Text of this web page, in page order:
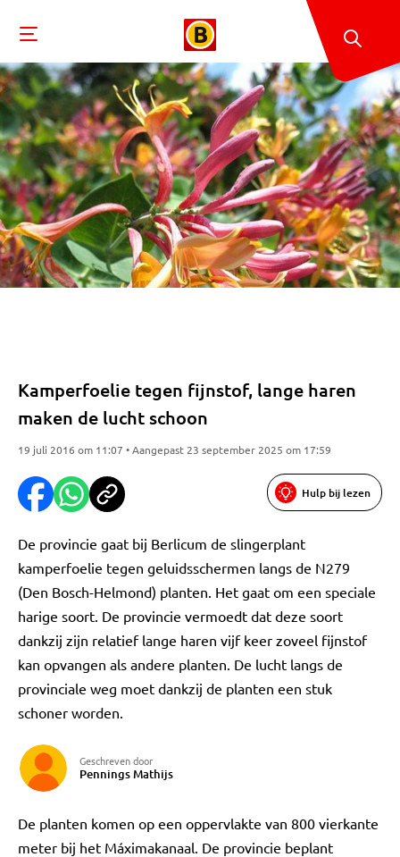
Kamperfoelie tegen fijnstof, lange haren
maken de lucht schoon
19 juli 2016 om 11:07 • Aangepast 23 september 2025 om 17:59
Hulp bij lezen
De provincie gaat bij Berlicum de slingerplant
kamperfoelie tegen geluidsschermen langs de N279
(Den Bosch-Helmond) planten. Het gaat om een speciale
harige soort. De provincie vermoedt dat deze soort
dankzij zijn relatief lange haren vijf keer zoveel fijnstof
kan opvangen als andere planten. De lucht langs de
provinciale weg moet dankzij de planten een stuk
schoner worden.
Geschreven door
Pennings Mathijs
De planten komen op een oppervlakte van 800 vierkante
meter bij het Máximakanaal. De provincie beplant